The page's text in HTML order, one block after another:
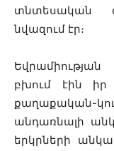
տնտեսական
նվազում էր։
բխում էին իր
քաղաքական-
անդառնալի
երկրների